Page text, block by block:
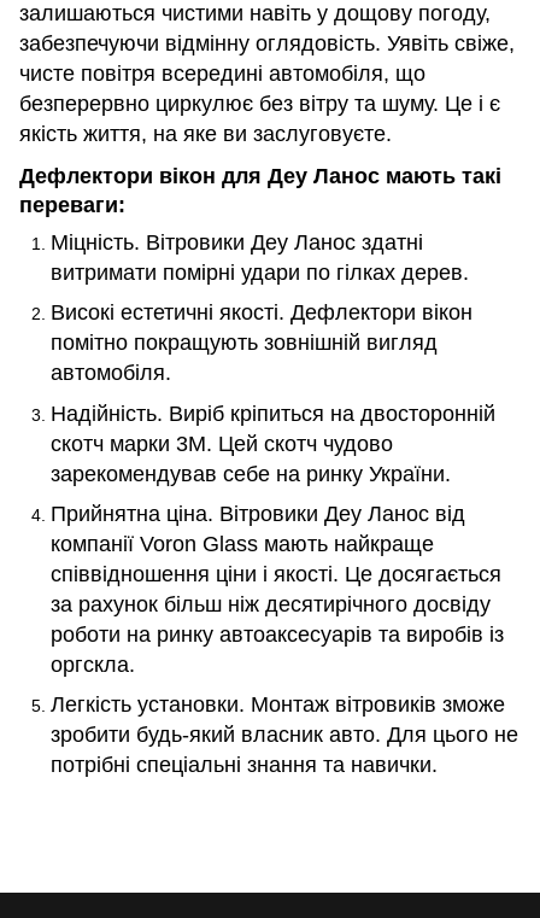
залишаються чистими навіть у дощову погоду,
забезпечуючи відмінну оглядовість. Уявіть свіже,
чисте повітря всередині автомобіля, що
безперервно циркулює без вітру та шуму. Це і є
якість життя, на яке ви заслуговуєте.
Дефлектори вікон для Деу Ланос мають такі
переваги:
Міцність. Вітровики Деу Ланос здатні
витримати помірні удари по гілках дерев.
Високі естетичні якості. Дефлектори вікон
помітно покращують зовнішній вигляд
автомобіля.
Надійність. Виріб кріпиться на двосторонній
скотч марки 3М. Цей скотч чудово
зарекомендував себе на ринку України.
Прийнятна ціна. Вітровики Деу Ланос від
компанії Voron Glass мають найкраще
співвідношення ціни і якості. Це досягається
за рахунок більш ніж десятирічного досвіду
роботи на ринку автоаксесуарів та виробів із
оргскла.
Легкість установки. Монтаж вітровиків зможе
зробити будь-який власник авто. Для цього не
потрібні спеціальні знання та навички.